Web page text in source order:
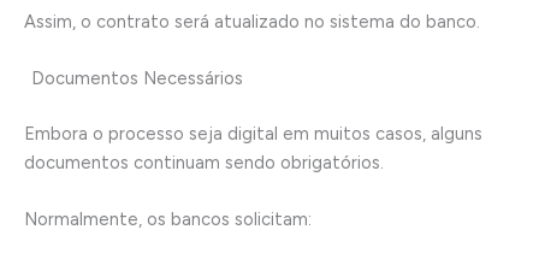
Assim, o contrato será atualizado no sistema do banco.
Documentos Necessários
Embora o processo seja digital em muitos casos, alguns
documentos continuam sendo obrigatórios.
Normalmente, os bancos solicitam: